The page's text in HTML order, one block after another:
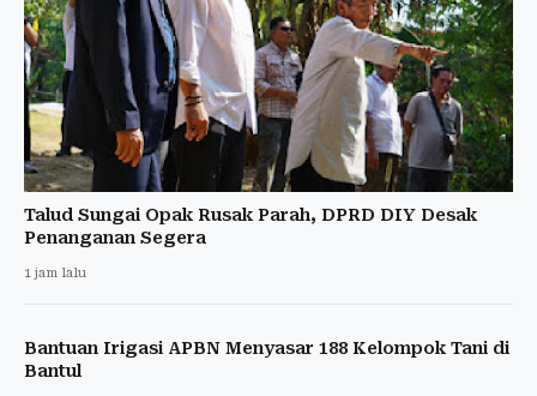
Talud Sungai Opak Rusak Parah, DPRD DIY Desak
Penanganan Segera
1 jam lalu
Bantuan Irigasi APBN Menyasar 188 Kelompok Tani di
Bantul